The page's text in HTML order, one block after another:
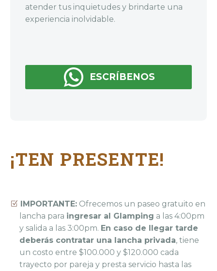
atender tus inquietudes y brindarte una
experiencia inolvidable.
 ESCRÍBENOS
¡TEN PRESENTE!
IMPORTANTE: Ofrecemos un paseo gratuito en
lancha para ingresar al Glamping a las 4:00pm
y salida a las 3:00pm. En caso de llegar tarde
deberás contratar una lancha privada, tiene
un costo entre $100.000 y $120.000 cada
trayecto por pareja y presta servicio hasta las